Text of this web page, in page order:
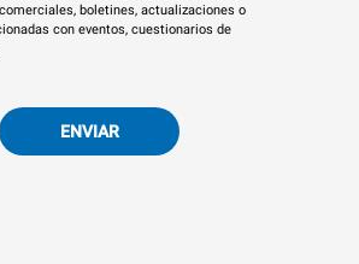
boletines, actualizaciones o
con eventos, cuestionarios de
ENVIAR